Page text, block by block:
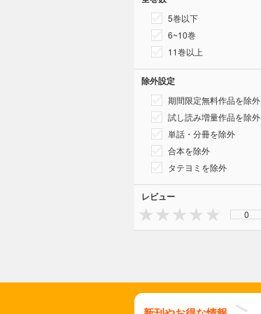
5巻以下
6~10巻
11巻以上
除外設定
期間限定無料作品を除外
試し読み増量作品を除外
単話・分冊を除外
合本を除外
タテヨミを除外
レビュー
0